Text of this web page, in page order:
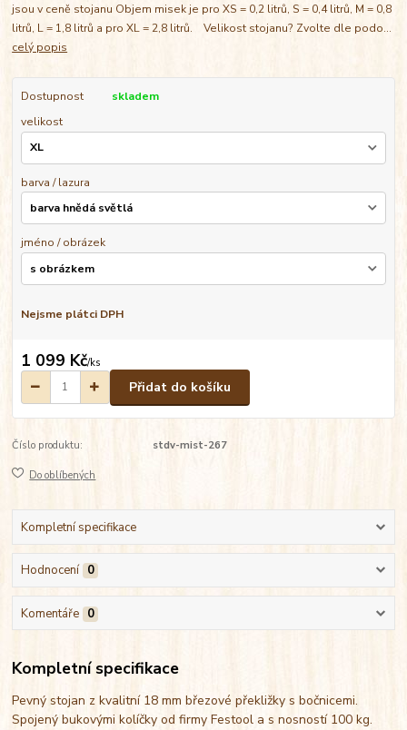
jsou v ceně stojanu Objem misek je pro XS = 0,2 litrů, S = 0,4 litrů, M = 0,8
litrů, L = 1,8 litrů a pro XL = 2,8 litrů. Velikost stojanu? Zvolte dle podo...
celý popis
Dostupnost
skladem
velikost
barva / lazura
jméno / obrázek
Nejsme plátci DPH
1 099 Kč/ks
Přidat do košíku
Číslo produktu: stdv-mist-267
Do oblíbených
Kompletní specifikace
Hodnocení 0
Komentáře 0
Kompletní specifikace
Pevný stojan z kvalitní 18 mm březové překližky s bočnicemi.
Spojený bukovými kolíčky od firmy Festool a s nosností 100 kg.